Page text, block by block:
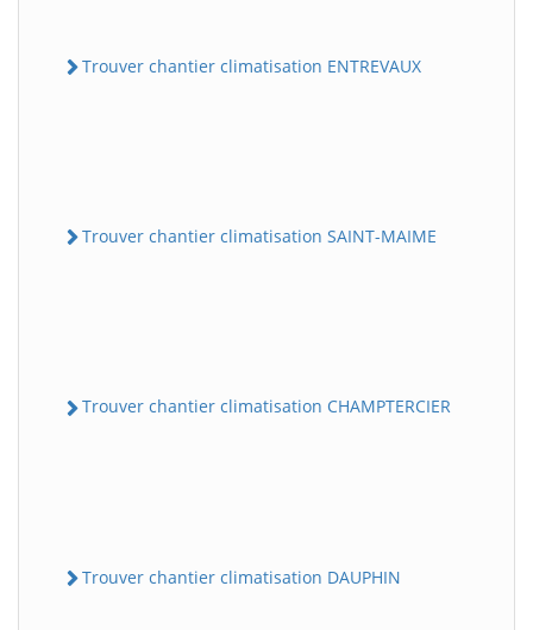
Trouver chantier climatisation ENTREVAUX
Trouver chantier climatisation SAINT-MAIME
Trouver chantier climatisation CHAMPTERCIER
Trouver chantier climatisation DAUPHIN